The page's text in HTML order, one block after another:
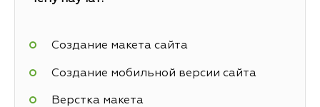
Создание макета сайта
Создание мобильной версии сайта
Верстка макета